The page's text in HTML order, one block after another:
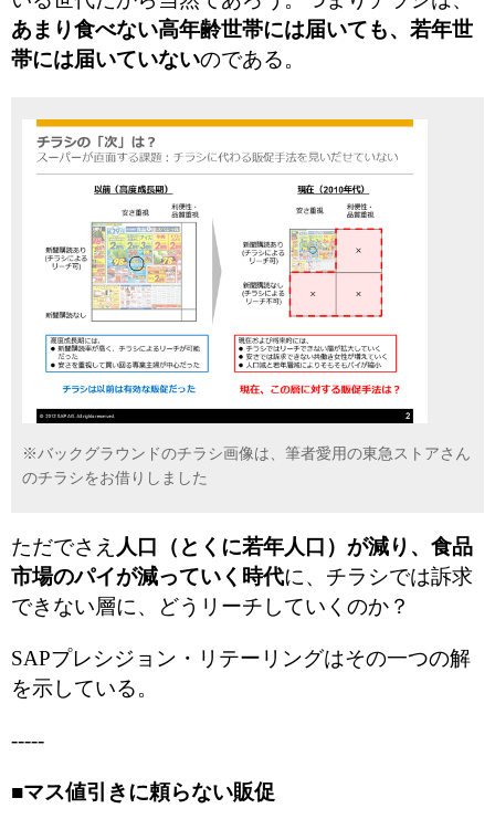
あまり食べない高年齢世帯には届いても、若年世
帯には届いていないのである。
※バックグラウンドのチラシ画像は、筆者愛用の東急ストアさん
のチラシをお借りしました
ただでさえ 人口（とくに若年人口）が減り、食品
市場のパイが減っていく時代に、チラシでは訴求
できない層に、どうリーチしていくのか？
SAPプレシジョン・リテーリングはその一つの解
を示している。
-----
■マス値引きに頼らない販促